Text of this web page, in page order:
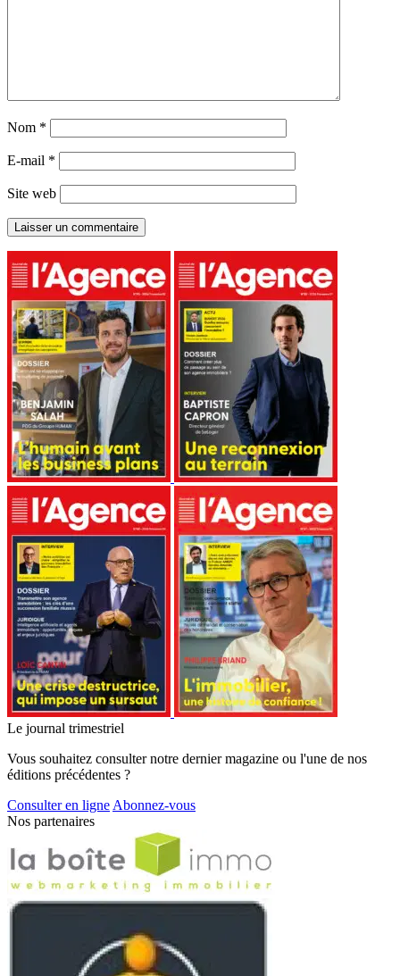
Nom *
E-mail *
Site web
Le journal trimestriel
Vous souhaitez consulter notre dernier magazine ou l'une de nos
éditions précédentes ?
Consulter en ligne Abonnez-vous
Nos partenaires